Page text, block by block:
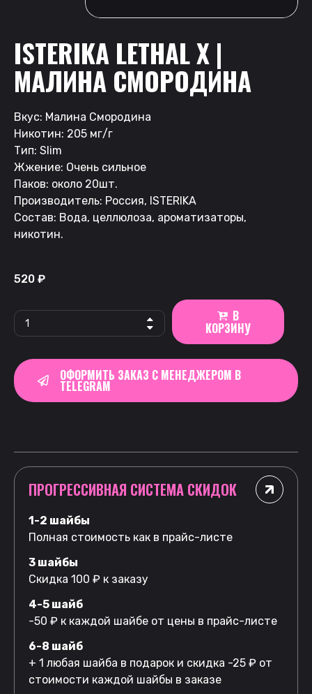
ISTERIKA LETHAL X |
МАЛИНА СМОРОДИНА
Вкус: Малина Смородина
Никотин: 205 мг/г
Тип: Slim
Жжение: Очень сильное
Паков: около 20шт.
Производитель: Россия, ISTERIKA
Состав: Вода, целлюлоза, ароматизаторы,
никотин.
520 ₽
В
КОРЗИНУ
ОФОРМИТЬ ЗАКАЗ С МЕНЕДЖЕРОМ В
TELEGRAM
ПРОГРЕССИВНАЯ СИСТЕМА СКИДОК
1-2 шайбы
Полная стоимость как в прайс-листе
3 шайбы
Скидка 100 ₽ к заказу
4-5 шайб
-50 ₽ к каждой шайбе от цены в прайс-листе
6-8 шайб
+ 1 любая шайба в подарок и скидка -25 ₽ от
стоимости каждой шайбы в заказе